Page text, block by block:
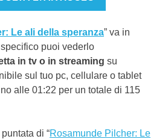
Le ali della speranza” va in
puoi vederlo
in tv o in streaming su
sul tuo pc, cellulare o tablet
alle 01:22 per un totale di 115
di “Rosamunde Pilcher: Le